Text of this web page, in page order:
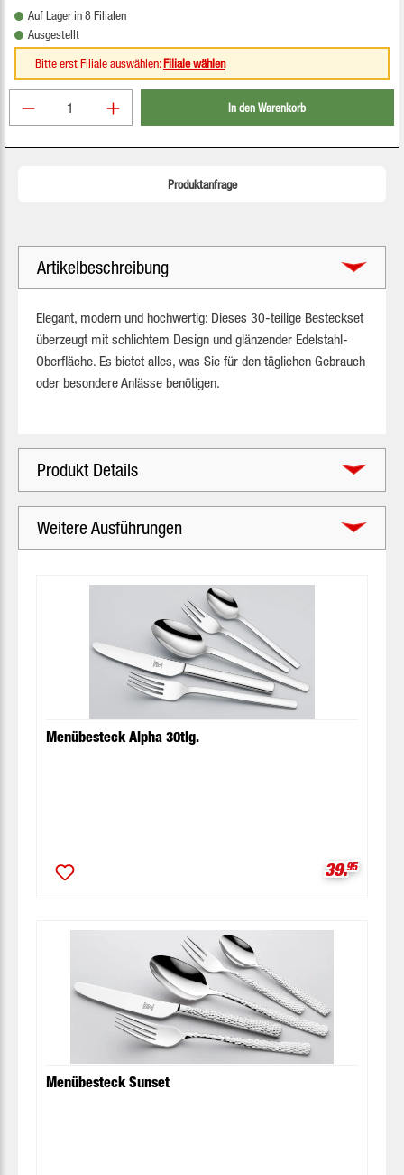
Auf Lager in 8 Filialen
Ausgestellt
Bitte erst Filiale auswählen:Filiale wählen
Produkt Anzahl: Gib den gewünschten Wert ein
In den Warenkorb
Produktanfrage
Artikelbeschreibung
Elegant, modern und hochwertig: Dieses 30-teilige Besteckset
überzeugt mit schlichtem Design und glänzender Edelstahl-
Oberfläche. Es bietet alles, was Sie für den täglichen Gebrauch
oder besondere Anlässe benötigen.
Produkt Details
Weitere Ausführungen
Menübesteck Alpha 30tlg.
39.95
Menübesteck Sunset